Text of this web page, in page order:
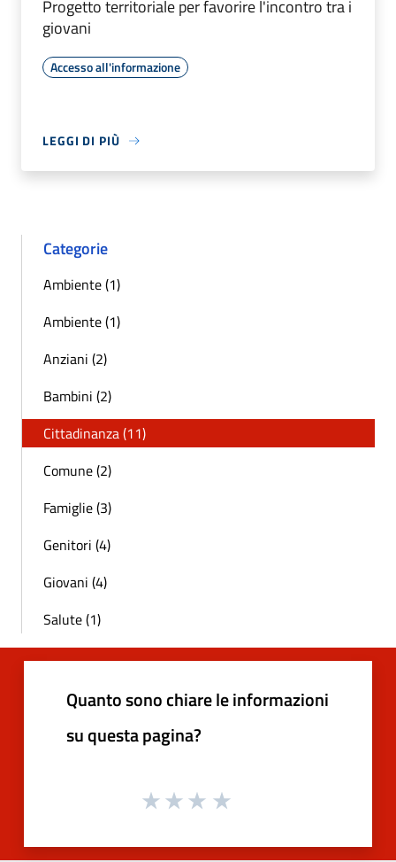
Progetto territoriale per favorire l'incontro tra i
giovani
Accesso all'informazione
LEGGI DI PIÙ
Categorie
Ambiente (1)
Ambiente (1)
Anziani (2)
Bambini (2)
Cittadinanza (11)
Comune (2)
Famiglie (3)
Genitori (4)
Giovani (4)
Salute (1)
Quanto sono chiare le informazioni
su questa pagina?